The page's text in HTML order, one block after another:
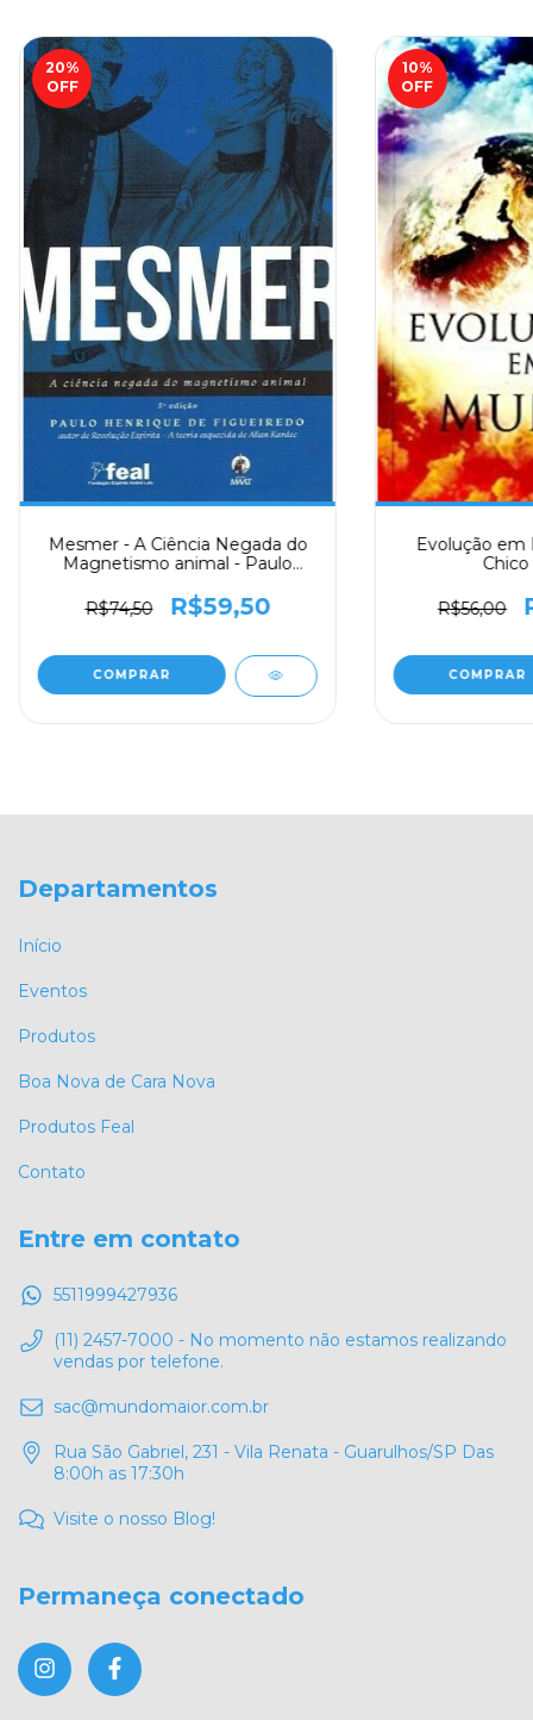
20%
OFF
Mesmer - A Ciência Negada do
Magnetismo animal - Paulo
R$74,50
R$59,50
10%
OFF
Evolução em
Chico
R$56,00
Departamentos
Início
Eventos
Produtos
Boa Nova de Cara Nova
Produtos Feal
Contato
Entre em contato
5511999427936
(11) 2457-7000 - No momento não estamos realizando
vendas por telefone.
sac@mundomaior.com.br
Rua São Gabriel, 231 - Vila Renata - Guarulhos/SP Das
8:00h as 17:30h
Visite o nosso Blog!
Permaneça conectado